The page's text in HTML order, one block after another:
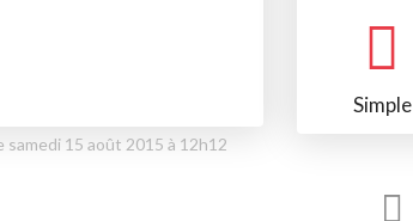
samedi 15 août 2015 à 12h12
Simple